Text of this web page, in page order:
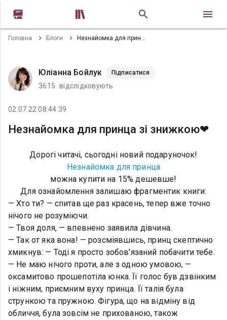
 
Головна Блоги Незнайомка для принца зі знижкою❤
Юліанна Бойлук Підписатися
3615 відслідковують
02.07.22 08:44:39
Незнайомка для принца зі знижкою❤
Дорогі читачі, сьогодні новий подаруночок!
Незнайомка для принца
можна купити на 15% дешевше!
Для ознайомлення залишаю фрагментик книги:
— Хто ти? — спитав ще раз красень, тепер вже точно
нічого не розуміючи.
— Твоя доля, — впевнено заявила дівчина.
— Так от яка вона! — розсміявшись, принц скептично
хмикнув: — Тоді я просто зобов'язаний побачити тебе.
— Не маю нічого проти, але з одною умовою, —
оксамитово прошепотіла юнка. Її голос був дзвінким
і ніжним, приємним вуху принца. Її талія була
стрункою та пружною. Фігура, що на відміну від
обличчя, була зовсім не прихованою, також